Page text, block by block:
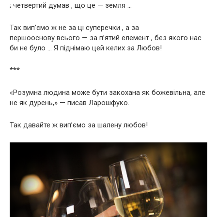
; четвертий думав , що це — земля …
Так вип’ємо ж не за ці суперечки , а за
першооснову всього — за п’ятий елемент , без якого нас
би не було … Я піднімаю цей келих за Любов!
***
«Розумна людина може бути закохана як божевільна, але
не як дурень,» — писав Ларошфуко.
Так давайте ж вип’ємо за шалену любов!